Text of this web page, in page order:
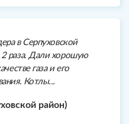
в Серпуховской
раза. Дали хорошую
газа и его
Котлы...
район)